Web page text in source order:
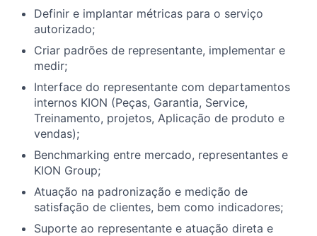
Definir e implantar métricas para o serviço
autorizado;
Criar padrões de representante, implementar e
medir;
Interface do representante com departamentos
internos KION (Peças, Garantia, Service,
Treinamento, projetos, Aplicação de produto e
vendas);
Benchmarking entre mercado, representantes e
KION Group;
Atuação na padronização e medição de
satisfação de clientes, bem como indicadores;
Suporte ao representante e atuação direta e